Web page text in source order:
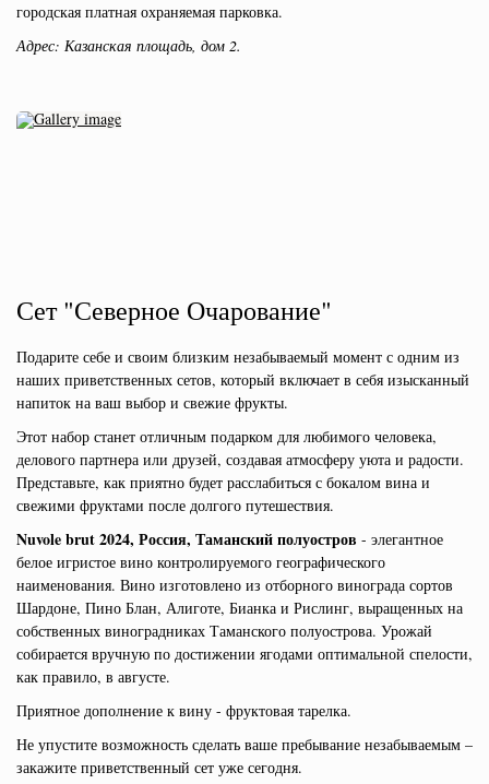
городская платная охраняемая парковка.
Адрес: Казанская площадь, дом 2.
Сет "Северное Очарование"
Подарите себе и своим близким незабываемый момент с одним из
наших приветственных сетов, который включает в себя изысканный
напиток на ваш выбор и свежие фрукты.
Этот набор станет отличным подарком для любимого человека,
делового партнера или друзей, создавая атмосферу уюта и радости.
Представьте, как приятно будет расслабиться с бокалом вина и
свежими фруктами после долгого путешествия.
Nuvole brut 2024, Россия, Таманский полуостров - элегантное
белое игристое вино контролируемого географического
наименования. Вино изготовлено из отборного винограда сортов
Шардоне, Пино Блан, Алиготе, Бианка и Рислинг, выращенных на
собственных виноградниках Таманского полуострова. Урожай
собирается вручную по достижении ягодами оптимальной спелости,
как правило, в августе.
Приятное дополнение к вину - фруктовая тарелка.
Не упустите возможность сделать ваше пребывание незабываемым –
закажите приветственный сет уже сегодня.